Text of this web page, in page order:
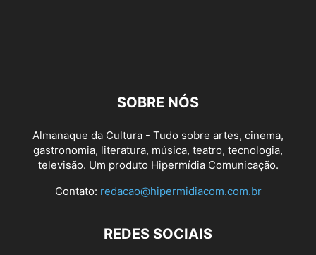
SOBRE NÓS
Almanaque da Cultura - Tudo sobre artes, cinema,
gastronomia, literatura, música, teatro, tecnologia,
televisão. Um produto Hipermídia Comunicação.
Contato: redacao@hipermidiacom.com.br
REDES SOCIAIS